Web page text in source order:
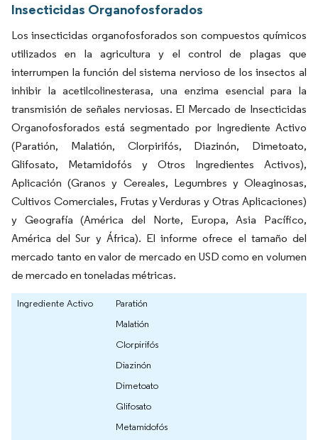
Insecticidas Organofosforados
Los insecticidas organofosforados son compuestos químicos
utilizados en la agricultura y el control de plagas que
interrumpen la función del sistema nervioso de los insectos al
inhibir la acetilcolinesterasa, una enzima esencial para la
transmisión de señales nerviosas. El Mercado de Insecticidas
Organofosforados está segmentado por Ingrediente Activo
(Paratión, Malatión, Clorpirifós, Diazinón, Dimetoato,
Glifosato, Metamidofós y Otros Ingredientes Activos),
Aplicación (Granos y Cereales, Legumbres y Oleaginosas,
Cultivos Comerciales, Frutas y Verduras y Otras Aplicaciones)
y Geografía (América del Norte, Europa, Asia Pacífico,
América del Sur y África). El informe ofrece el tamaño del
mercado tanto en valor de mercado en USD como en volumen
de mercado en toneladas métricas.
Ingrediente Activo
Paratión
Malatión
Clorpirifós
Diazinón
Dimetoato
Glifosato
Metamidofós